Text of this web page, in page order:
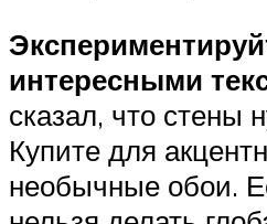
интересными
сказал, что стены
Купите для
необычные обои.